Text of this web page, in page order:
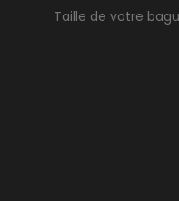
Taille de votre